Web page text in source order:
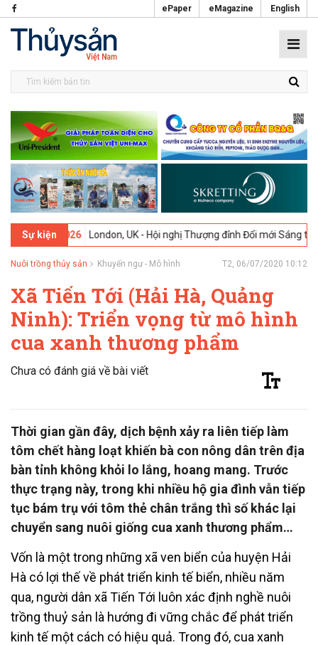
ePaper eMagazine English
Sự kiện
02-2026 London, UK - Hội nghị Thượng đỉnh Đổi mới Sáng tạo trong
Nuôi trồng thủy sản Khuyến ngư - Mô hình T2, 06/07/2020 10:12
Xã Tiến Tới (Hải Hà, Quảng
Ninh): Triển vọng từ mô hình
cua xanh thương phẩm
Chưa có đánh giá về bài viết
Thời gian gần đây, dịch bệnh xảy ra liên tiếp làm
tôm chết hàng loạt khiến bà con nông dân trên địa
bàn tỉnh không khỏi lo lắng, hoang mang. Trước
thực trạng này, trong khi nhiều hộ gia đình vẫn tiếp
tục bám trụ với tôm thẻ chân trắng thì số khác lại
chuyển sang nuôi giống cua xanh thương phẩm…
Vốn là một trong những xã ven biển của huyện Hải
Hà có lợi thế về phát triển kinh tế biển, nhiều năm
qua, người dân xã Tiến Tới luôn xác định nghề nuôi
trồng thuỷ sản là hướng đi vững chắc để phát triển
kinh tế một cách có hiệu quả. Trong đó, cua xanh